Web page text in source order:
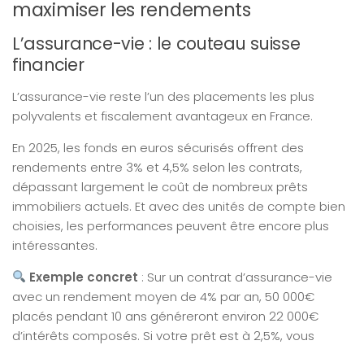
maximiser les rendements
L’assurance-vie : le couteau suisse
financier
L’assurance-vie reste l’un des placements les plus
polyvalents et fiscalement avantageux en France.
En 2025, les fonds en euros sécurisés offrent des
rendements entre 3% et 4,5% selon les contrats,
dépassant largement le coût de nombreux prêts
immobiliers actuels. Et avec des unités de compte bien
choisies, les performances peuvent être encore plus
intéressantes.
Exemple concret : Sur un contrat d’assurance-vie
avec un rendement moyen de 4% par an, 50 000€
placés pendant 10 ans généreront environ 22 000€
d’intérêts composés. Si votre prêt est à 2,5%, vous